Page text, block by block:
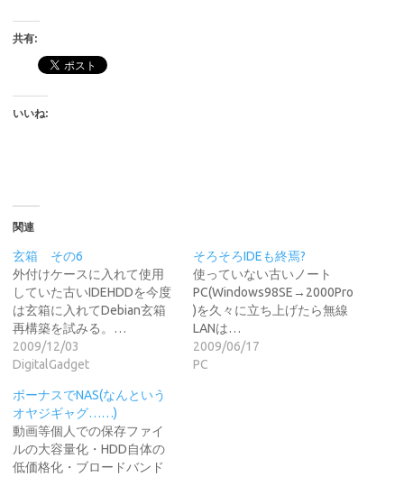
共有:
いいね:
関連
玄箱 その6
外付けケースに入れて使用
していた古いIDEHDDを今度
は玄箱に入れてDebian玄箱
再構築を試みる。…
2009/12/03
DigitalGadget
そろそろIDEも終焉?
使っていない古いノート
PC(Windows98SE→2000Pro
)を久々に立ち上げたら無線
LANは…
2009/06/17
PC
ボーナスでNAS(なんという
オヤジギャグ……)
動画等個人での保存ファイ
ルの大容量化・HDD自体の
低価格化・ブロードバンド